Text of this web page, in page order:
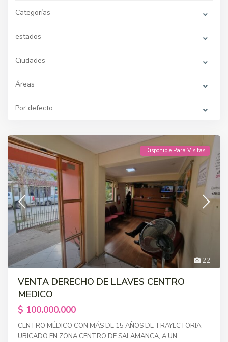
Categorías
estados
Ciudades
Áreas
Por defecto
22
Disponible Para Visitas
VENTA DERECHO DE LLAVES CENTRO
MEDICO
$ 100.000.000
CENTRO MÉDICO CON MÁS DE 15 AÑOS DE TRAYECTORIA,
UBICADO EN ZONA CENTRO DE SALAMANCA, A UN ...